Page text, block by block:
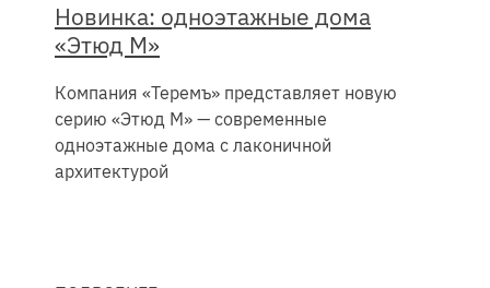
Новинка: одноэтажные дома
«Этюд М»
Компания «Теремъ» представляет новую
серию «Этюд М» — современные
одноэтажные дома с лаконичной
архитектурой